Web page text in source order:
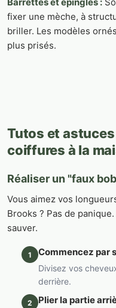
fixer une mèche, à
briller. Les modèles
plus prisés.
Tutos et
coiffures à la
Réaliser un "faux
Vous aimez vos
Brooks ? Pas de
sauver.
1 Commencez par
Divisez vos
derrière.
2 Plier la partie